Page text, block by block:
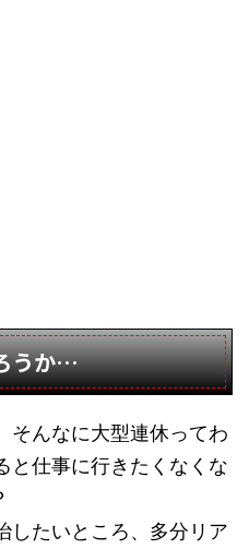
うか…
そんなに大型連休ってわ
と仕事に行きたくなくな
したいところ、多分リア